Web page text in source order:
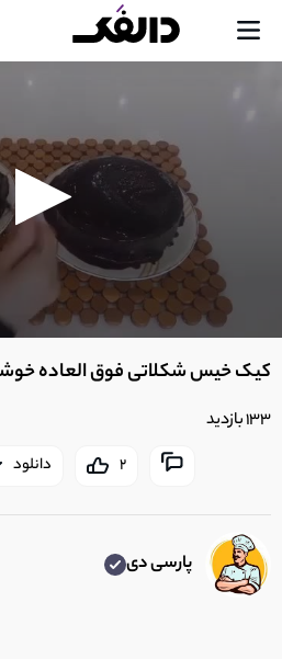
کیک خیس شکلاتی فوق العاده
133 بازدید
2 دانلود
پارسی دی